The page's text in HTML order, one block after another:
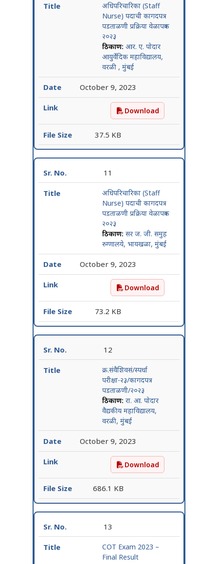
अधिपरिचारिका (Staff
Nurse) पदाची कागदपत्र
पडताळणी प्रक्रिया वेळापत्रक
२०२३
ठिकाण: आर. ए. पोदार
आयुर्वेदिक महाविद्यालय,
वरळी , मुंबई
October 9, 2023
अधिपरिचारिका (Staff
Download
37.5 KB
11
अधिपरिचारिका (Staff
Nurse) पदाची कागदपत्र
पडताळणी प्रक्रिया वेळापत्रक
२०२३
ठिकाण: सर ज. जी. समुह
रुग्णालये, भायखळा, मुंबई
October 9, 2023
अधिपरिचारिका (Staff
Download
73.2 KB
12
क्र.संवैशिवसं/स्पर्धा
परीक्षा-२३/कागदपत्र
पडताळणी/२०२३
ठिकाण: रा. आ. पोदार
वैद्यकीय महाविद्यालय,
वरळी, मुंबई
October 9, 2023
क्र.संवैशिवसं/स्पर्धा परीक्षा-
Download
686.1 KB
13
COT Exam 2023 –
Final Result